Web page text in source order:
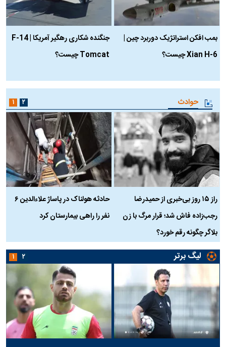
بمب افکن استراتژیک دوربرد چین |
Xian H-6 چیست؟
جنگنده شکاری رهگیر آمریکا | F-14
Tomcat چیست؟
حوادث
راز ۱۵ روز بی‌خبری از حمیدرضا
رجب‌زاده فاش شد؛ قرار مرگ با زن
بلاگر چگونه رقم خورد؟
حادثه هولناک در پاساژ علاءالدین ۶
نفر را راهی بیمارستان کرد
۱ ۲
لیگ برتر ۱ ۲